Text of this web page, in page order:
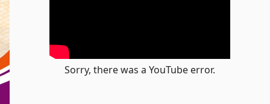
Sorry, there was a YouTube error.